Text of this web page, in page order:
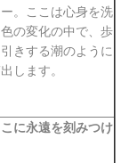
。ここは心身を洗
の変化の中で、歩
きする潮のように
します。
に永遠を刻みつけ